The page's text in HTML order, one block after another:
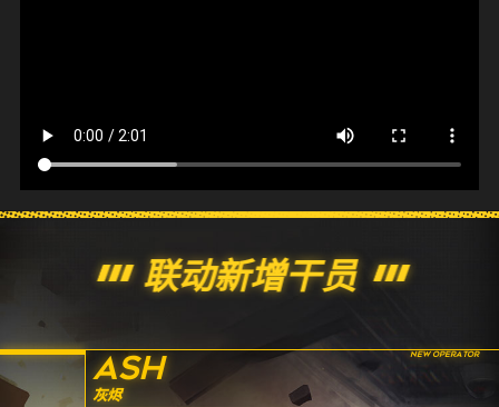
联动新增干员
ASH
灰烬